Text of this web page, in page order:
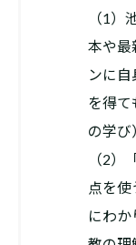
（1）
本や最
ンに
を得
の学び
（2）
点を
にわ